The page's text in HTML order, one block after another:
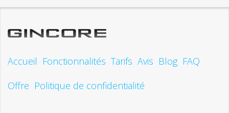
Accueil Fonctionnalités Tarifs Avis Blog FAQ
Offre Politique de confidentialité